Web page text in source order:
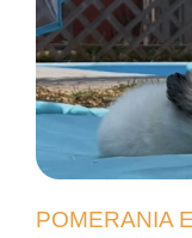
POMERANIA